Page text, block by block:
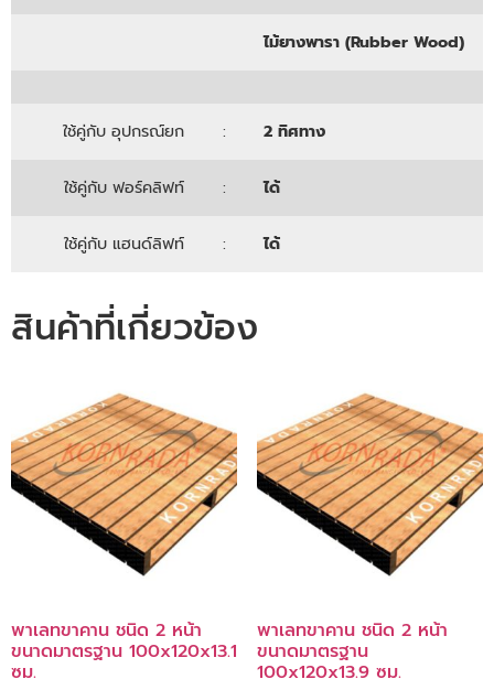
ไม้ยางพารา (Rubber Wood)
ใช้คู่กับ อุปกรณ์ยก : 2 ทิศทาง
ใช้คู่กับ ฟอร์คลิฟท์ : ได้
ใช้คู่กับ แฮนด์ลิฟท์ : ได้
สินค้าที่เกี่ยวข้อง
พาเลทขาคาน ชนิด 2 หน้า
ขนาดมาตรฐาน 100x120x13.1
ซม.
พาเลทขาคาน ชนิด 2 หน้า
ขนาดมาตรฐาน
100x120x13.9 ซม.